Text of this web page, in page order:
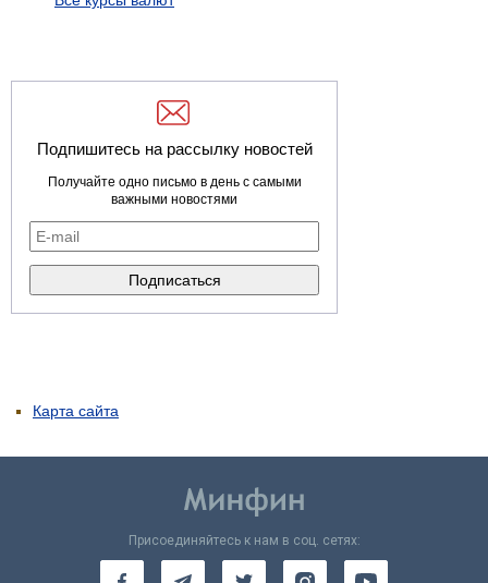
Подпишитесь на рассылку новостей
Получайте одно письмо в день с самыми
важными новостями
Карта сайта
Присоединяйтесь к нам в соц. сетях: